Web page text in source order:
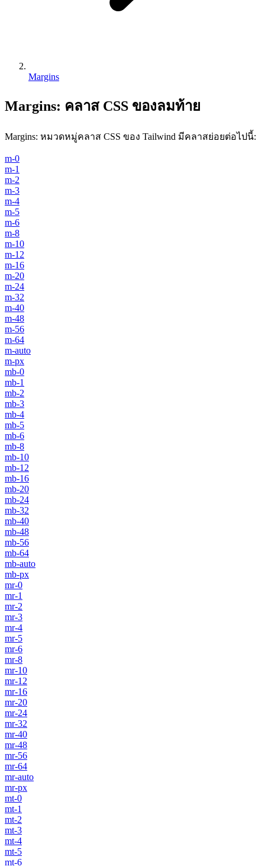
Margins
Margins: คลาส CSS ของลมท้าย
Margins: หมวดหมู่คลาส CSS ของ Tailwind มีคลาสย่อยต่อไปนี้:
m-0
m-1
m-2
m-3
m-4
m-5
m-6
m-8
m-10
m-12
m-16
m-20
m-24
m-32
m-40
m-48
m-56
m-64
m-auto
m-px
mb-0
mb-1
mb-2
mb-3
mb-4
mb-5
mb-6
mb-8
mb-10
mb-12
mb-16
mb-20
mb-24
mb-32
mb-40
mb-48
mb-56
mb-64
mb-auto
mb-px
mr-0
mr-1
mr-2
mr-3
mr-4
mr-5
mr-6
mr-8
mr-10
mr-12
mr-16
mr-20
mr-24
mr-32
mr-40
mr-48
mr-56
mr-64
mr-auto
mr-px
mt-0
mt-1
mt-2
mt-3
mt-4
mt-5
mt-6